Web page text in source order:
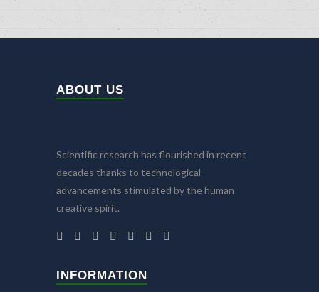
ABOUT US
Scientific research has flourished in recent
decades thanks to technological
advancements stimulated by the human
creative spirit.
INFORMATION